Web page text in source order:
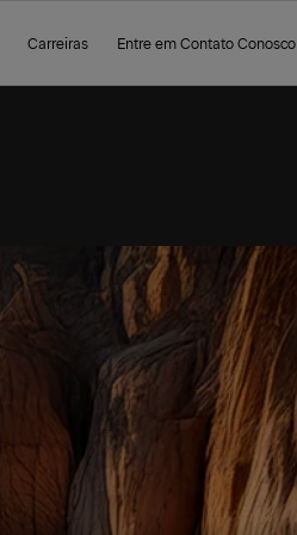
Carreiras Entre em Contato Conosco